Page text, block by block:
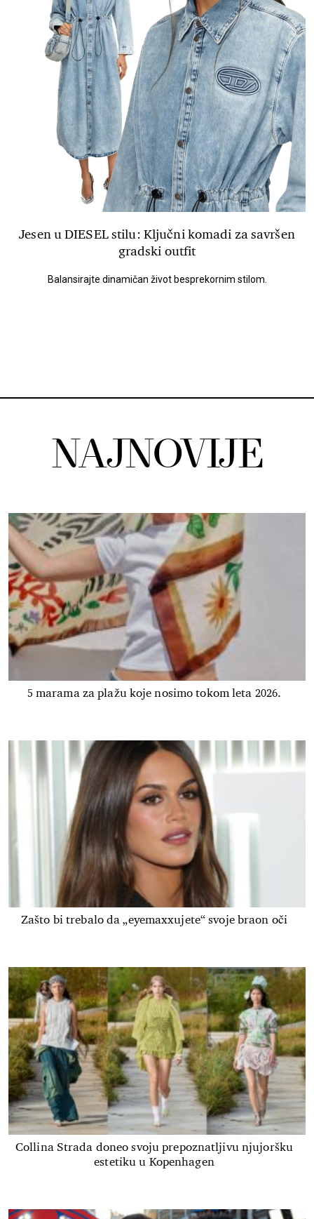
Jesen u DIESEL stilu: Ključni komadi za savršen
gradski outfit
Balansirajte dinamičan život besprekornim stilom.
NAJNOVIJE
5 marama za plažu koje nosimo tokom leta 2026.
Zašto bi trebalo da „eyemaxxujete“ svoje braon oči
Collina Strada doneo svoju prepoznatljivu njujoršku
estetiku u Kopenhagen